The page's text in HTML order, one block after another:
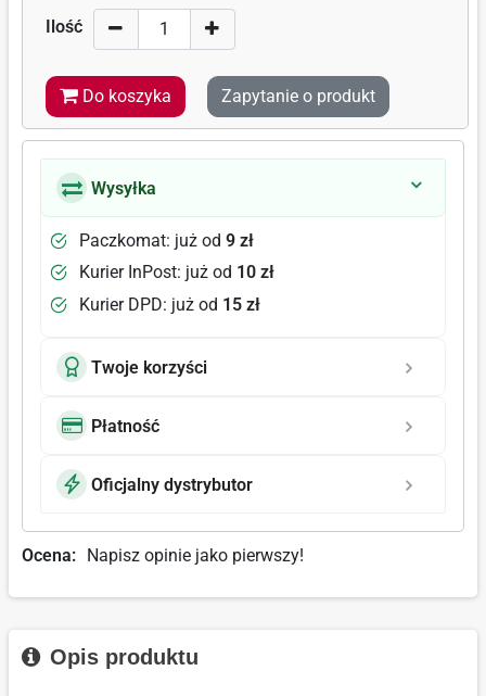
Ilość
Do koszyka Zapytanie o produkt
Wysyłka
Paczkomat: już od 9 zł
Kurier InPost: już od 10 zł
Kurier DPD: już od 15 zł
Twoje korzyści
Płatność
Oficjalny dystrybutor
Ocena: Napisz opinie jako pierwszy!
Opis produktu